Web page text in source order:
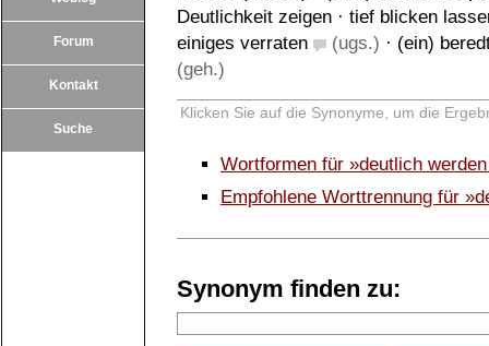
Forum
Kontakt
Suche
Deutlichkeit zeigen · tief blicken
einiges verraten
(ugs.) · (ein)
(geh.)
Klicken Sie auf die Synonyme, um die
Wortformen für »deutlich
Empfohlene Worttrennung für
Synonym finden zu: